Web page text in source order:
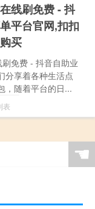
线刷免费 - 抖
平台官网,扣扣
买
免费 - 抖音自助业
分享着各种生活点
，随着平台的日...
表
☚